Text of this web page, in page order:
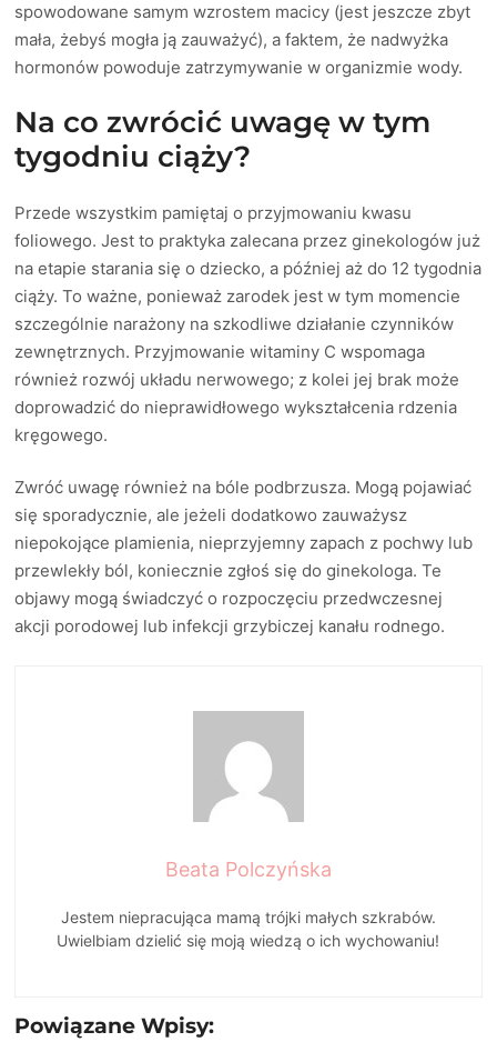
spowodowane samym wzrostem macicy (jest jeszcze zbyt
mała, żebyś mogła ją zauważyć), a faktem, że nadwyżka
hormonów powoduje zatrzymywanie w organizmie wody.
Na co zwrócić uwagę w tym
tygodniu ciąży?
Przede wszystkim pamiętaj o przyjmowaniu kwasu
foliowego. Jest to praktyka zalecana przez ginekologów już
na etapie starania się o dziecko, a później aż do 12 tygodnia
ciąży. To ważne, ponieważ zarodek jest w tym momencie
szczególnie narażony na szkodliwe działanie czynników
zewnętrznych. Przyjmowanie witaminy C wspomaga
również rozwój układu nerwowego; z kolei jej brak może
doprowadzić do nieprawidłowego wykształcenia rdzenia
kręgowego.
Zwróć uwagę również na bóle podbrzusza. Mogą pojawiać
się sporadycznie, ale jeżeli dodatkowo zauważysz
niepokojące plamienia, nieprzyjemny zapach z pochwy lub
przewlekły ból, koniecznie zgłoś się do ginekologa. Te
objawy mogą świadczyć o rozpoczęciu przedwczesnej
akcji porodowej lub infekcji grzybiczej kanału rodnego.
Beata Polczyńska
Jestem niepracująca mamą trójki małych szkrabów.
Uwielbiam dzielić się moją wiedzą o ich wychowaniu!
Powiązane Wpisy: